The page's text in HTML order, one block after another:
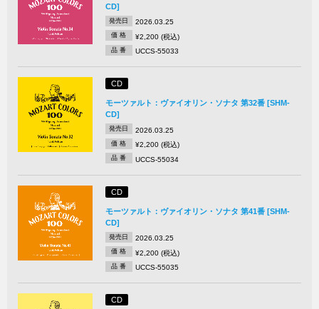
CD]
発売日 2026.03.25
価 格 ¥2,200 (税込)
品 番 UCCS-55033
CD
モーツァルト：ヴァイオリン・ソナタ 第32番 [SHM-
CD]
発売日 2026.03.25
価 格 ¥2,200 (税込)
品 番 UCCS-55034
CD
モーツァルト：ヴァイオリン・ソナタ 第41番 [SHM-
CD]
発売日 2026.03.25
価 格 ¥2,200 (税込)
品 番 UCCS-55035
CD